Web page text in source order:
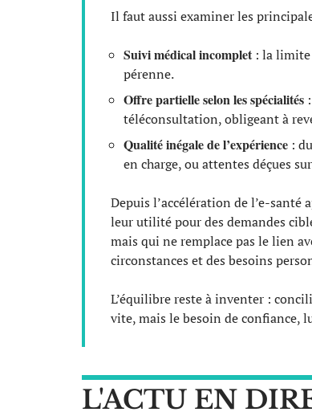
Il faut aussi examiner les
Suivi médical incomplet : la limite
pérenne.
Offre partielle selon les spécialités
téléconsultation, obligeant à
Qualité inégale de l’expérience :
en charge, ou attentes déçues
Depuis l’accélération de l’e-
leur utilité pour des demandes
mais qui ne remplace pas le lien
circonstances et des besoins
L’équilibre reste à inventer :
vite, mais le besoin de confiance,
L'ACTU EN